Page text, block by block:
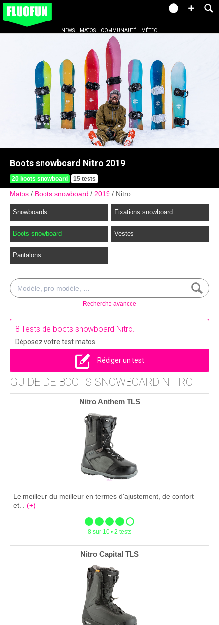
NEWS MATOS COMMUNAUTÉ MÉTÉO
Boots snowboard Nitro 2019
20 boots snowboard 15 tests
Matos Boots snowboard 2019 Nitro
Snowboards Fixations snowboard
Boots snowboard Vestes
Pantalons
Recherche avancée
8 Tests de boots snowboard Nitro.
Déposez votre test matos.
Rédiger un test
GUIDE DE BOOTS SNOWBOARD NITRO
Nitro Anthem TLS
Le meilleur du meilleur en termes d'ajustement, de confort
et... (+)
8 sur 10 • 2 tests
Nitro Capital TLS